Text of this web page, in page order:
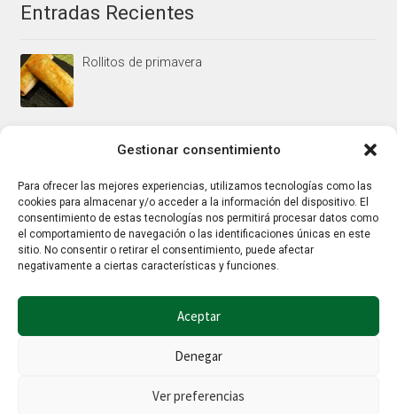
Gestionar consentimiento
Para ofrecer las mejores experiencias, utilizamos tecnologías como las
cookies para almacenar y/o acceder a la información del dispositivo. El
consentimiento de estas tecnologías nos permitirá procesar datos como
el comportamiento de navegación o las identificaciones únicas en este
sitio. No consentir o retirar el consentimiento, puede afectar
negativamente a ciertas características y funciones.
Aceptar
Denegar
Ver preferencias
Entradas Recientes
Rollitos de primavera
Jamoncitos de pollo en salsa de almendras
© Hierbalia 2026
Política de privacidady losTérminos y condiciones